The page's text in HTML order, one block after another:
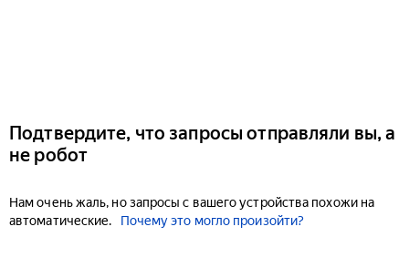
Подтвердите, что запросы отправляли вы, а
не робот
Нам очень жаль, но запросы с вашего устройства похожи на
автоматические.
Почему это могло произойти?